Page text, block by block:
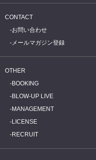
CONTACT
お問い合わせ
メールマガジン登録
OTHER
BOOKING
BLOW-UP LIVE
MANAGEMENT
LICENSE
RECRUIT